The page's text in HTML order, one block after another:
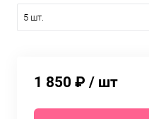
5 шт.
1 850 ₽ / шт